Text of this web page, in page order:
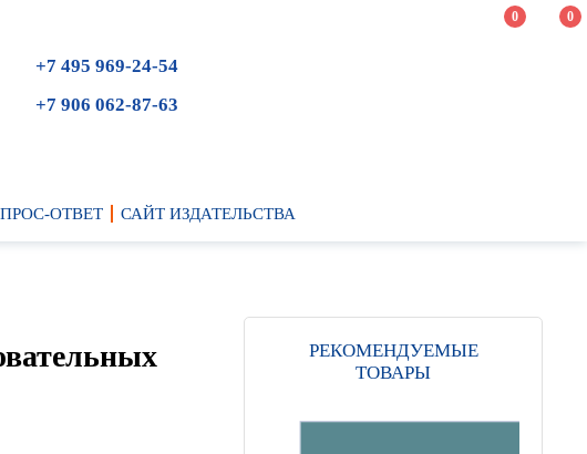
0 0
+7 495 969-24-54
+7 906 062-87-63
ОТВЕТ САЙТ ИЗДАТЕЛЬСТВА
РЕКОМЕНДУЕМЫЕ
ТОВАРЫ